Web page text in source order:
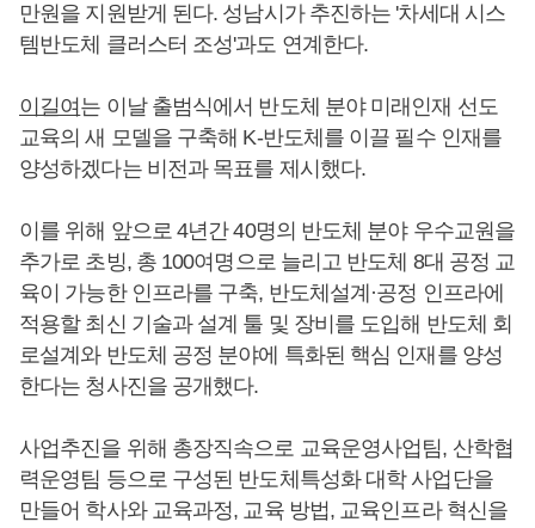
만원을 지원받게 된다. 성남시가 추진하는 '차세대 시스
템반도체 클러스터 조성'과도 연계한다.
이길여 는 이날 출범식에서 반도체 분야 미래인재 선도
교육의 새 모델을 구축해 K-반도체를 이끌 필수 인재를
양성하겠다는 비전과 목표를 제시했다.
이를 위해 앞으로 4년간 40명의 반도체 분야 우수교원을
추가로 초빙, 총 100여명으로 늘리고 반도체 8대 공정 교
육이 가능한 인프라를 구축, 반도체설계·공정 인프라에
적용할 최신 기술과 설계 툴 및 장비를 도입해 반도체 회
로설계와 반도체 공정 분야에 특화된 핵심 인재를 양성
한다는 청사진을 공개했다.
사업추진을 위해 총장직속으로 교육운영사업팀, 산학협
력운영팀 등으로 구성된 반도체특성화 대학 사업단을
만들어 학사와 교육과정, 교육 방법, 교육인프라 혁신을